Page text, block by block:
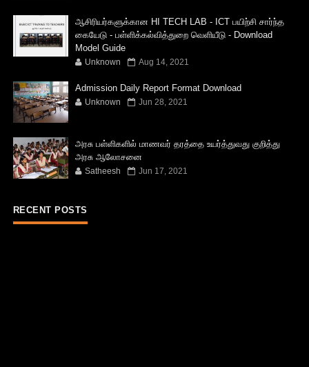
ஆசிரியர்களுக்கான HI TECH LAB - ICT பயிற்சி சார்ந்த
கையேடு - பள்ளிக்கல்வித்துறை வெளியீடு - Download
Model Guide
Unknown Aug 14, 2021
Admission Daily Report Format Download
Unknown Jun 28, 2021
அரசு பள்ளிகளில் மாணவர் தரத்தை உயர்த்துவது குறித்து
அரசு ஆலோசனை
Satheesh Jun 17, 2021
RECENT POSTS